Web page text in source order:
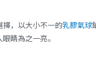
，以大小不一的乳膠氣球
睛為之一亮。